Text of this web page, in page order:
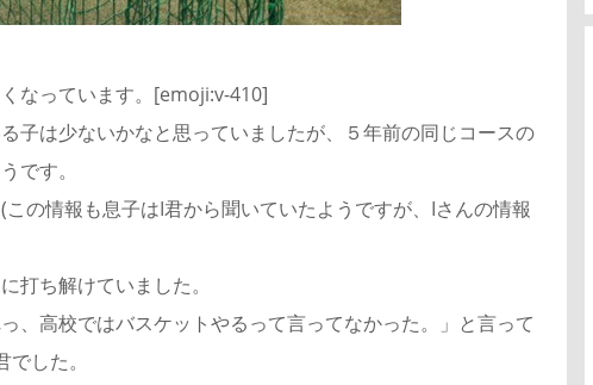
なっています。[emoji:v-410]
子は少ないかなと思っていましたが、５年前の同じコースの
です。
の情報も息子はI君から聞いていたようですが、Iさんの情報
打ち解けていました。
、高校ではバスケットやるって言ってなかった。」と言って
した。